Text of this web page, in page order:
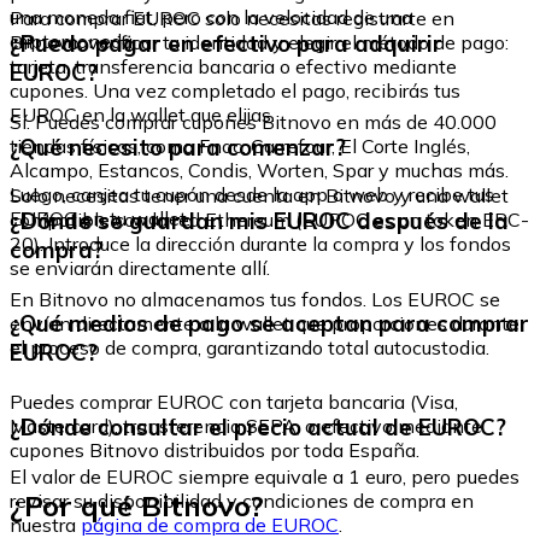
una moneda fiat, pero con la velocidad de una
criptomoneda.
Para comprar EUROC solo necesitas registrarte en
Bitnovo, verificar tu identidad y elegir el método de pago:
tarjeta, transferencia bancaria o efectivo mediante
cupones. Una vez completado el pago, recibirás tus
EUROC en la wallet que elijas.
¿Puedo pagar en efectivo para adquirir
EUROC?
Sí. Puedes comprar cupones Bitnovo en más de 40.000
tiendas físicas, como Fnac, Carrefour, El Corte Inglés,
Alcampo, Estancos, Condis, Worten, Spar y muchas más.
Luego, canjea tu cupón desde la app o web y recibe tus
EUROC en tu wallet.
¿Qué necesito para comenzar?
Solo necesitas tener una cuenta en Bitnovo y una wallet
compatible con la red Ethereum (EUROC es un token ERC-
20). Introduce la dirección durante la compra y los fondos
se enviarán directamente allí.
¿Dónde se guardan mis EUROC después de la
compra?
En Bitnovo no almacenamos tus fondos. Los EUROC se
envían directamente a la wallet que proporciones durante
el proceso de compra, garantizando total autocustodia.
¿Qué medios de pago se aceptan para comprar
EUROC?
Puedes comprar EUROC con tarjeta bancaria (Visa,
Mastercard), transferencia SEPA, o efectivo mediante
cupones Bitnovo distribuidos por toda España.
¿Dónde consultar el precio actual de EUROC?
El valor de EUROC siempre equivale a 1 euro, pero puedes
revisar su disponibilidad y condiciones de compra en
nuestra página de compra de EUROC
¿Por qué Bitnovo?